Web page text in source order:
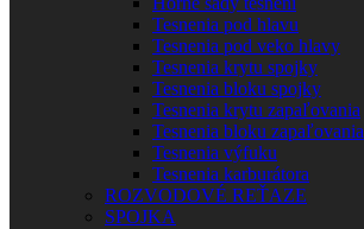
Tesnenia pod hlavu
Tesnenia pod veko hlavy
Tesnenia krytu spojky
Tesnenia bloku spojky
Tesnenia krytu zapaľovania
Tesnenia bloku zapaľovania
Tesnenia výfuku
Tesnenia karburátora
ROZVODOVÉ REŤAZE
SPOJKA